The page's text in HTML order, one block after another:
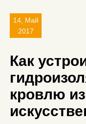
14, Май
2017
Как
кровлю